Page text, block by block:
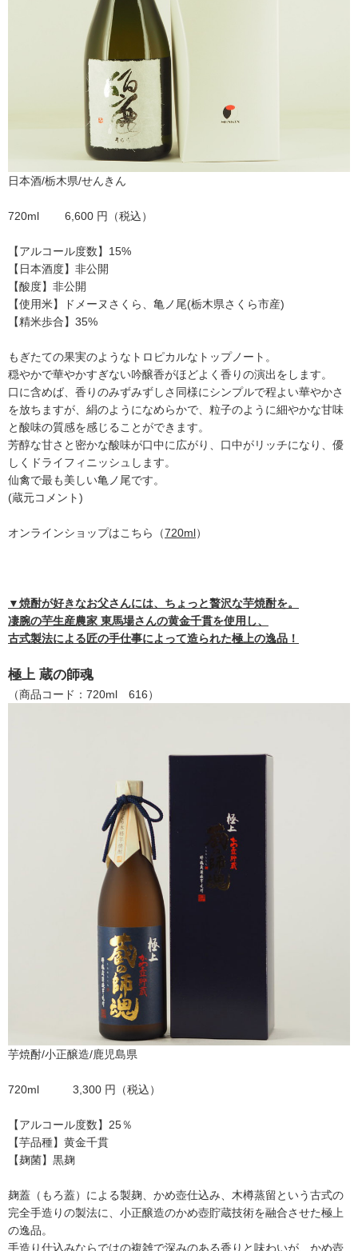
日本酒/栃木県/せんきん
720ml 6,600 円（税込）
【アルコール度数】15%
【日本酒度】非公開
【酸度】非公開
【使用米】ドメーヌさくら、亀ノ尾(栃木県さくら市産)
【精米歩合】35%
もぎたての果実のようなトロピカルなトップノート。
穏やかで華やかすぎない吟醸香がほどよく香りの演出をします。
口に含めば、香りのみずみずしさ同様にシンプルで程よい華やかさ
を放ちますが、絹のようになめらかで、粒子のように細やかな甘味
と酸味の質感を感じることができます。
芳醇な甘さと密かな酸味が口中に広がり、口中がリッチになり、優
しくドライフィニッシュします。
仙禽で最も美しい亀ノ尾です。
(蔵元コメント)
オンラインショップはこちら（720ml）
▼焼酎が好きなお父さんには、ちょっと贅沢な芋焼酎を。
凄腕の芋生産農家 東馬場さんの黄金千貫を使用し、
古式製法による匠の手仕事によって造られた極上の逸品！
極上 蔵の師魂
（商品コード：720ml 616）
芋焼酎/小正醸造/鹿児島県
720ml 3,300 円（税込）
【アルコール度数】25％
【芋品種】黄金千貫
【麹菌】黒麹
麹蓋（もろ蓋）による製麹、かめ壺仕込み、木樽蒸留という古式の
完全手造りの製法に、小正醸造のかめ壺貯蔵技術を融合させた極上
の逸品。
手造り仕込みならではの複雑で深みのある香りと味わいが、かめ壺